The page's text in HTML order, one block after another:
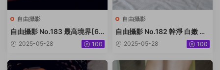
自由攝影
自由攝影 No.183 最高境界[61
P-57.2M]
2025-05-28 100
自由攝影
自由攝影 No.182 幹淨 白嫩 黑
甲[50P-52.9M]
2025-05-28 100